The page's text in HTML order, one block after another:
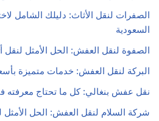
الصفرات لنقل الأثاث: دليلك الشامل
السعودية
الصفوة لنقل العفش: الحل الأمثل لنقل
البركة لنقل العفش: خدمات متميزة
نقل عفش بنغالي: كل ما تحتاج معرفته
شركة السلام لنقل العفش: الحل الأمثل